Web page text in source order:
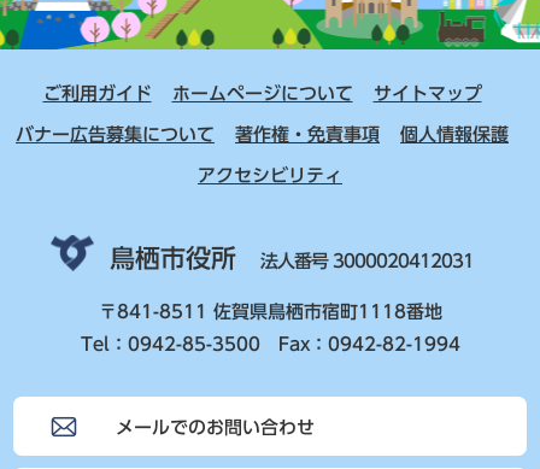
ご利用ガイド ホームページについて サイトマップ
バナー広告募集について 著作権・免責事項 個人情報保護
アクセシビリティ
鳥栖市役所 法人番号 3000020412031
〒841-8511 佐賀県鳥栖市宿町1118番地
Tel：0942-85-3500 Fax：0942-82-1994
メールでのお問い合わせ